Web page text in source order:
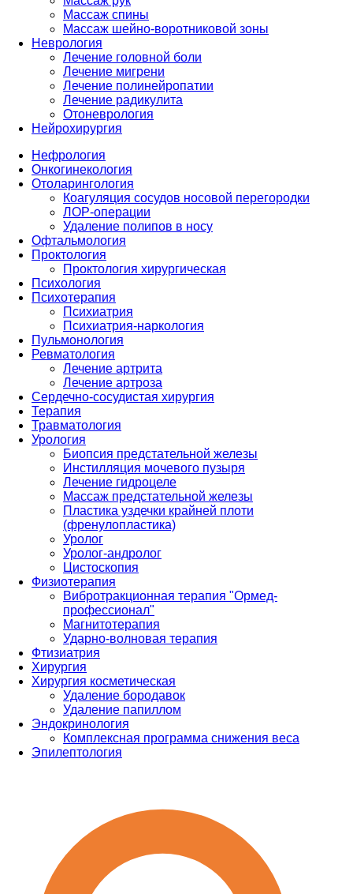
Массаж спины
Массаж шейно-воротниковой зоны
Неврология
Лечение головной боли
Лечение мигрени
Лечение полинейропатии
Лечение радикулита
Отоневрология
Нейрохирургия
Нефрология
Онкогинекология
Отоларингология
Коагуляция сосудов носовой перегородки
ЛОР-операции
Удаление полипов в носу
Офтальмология
Проктология
Проктология хирургическая
Психология
Психотерапия
Психиатрия
Психиатрия-наркология
Пульмонология
Ревматология
Лечение артрита
Лечение артроза
Сердечно-сосудистая хирургия
Терапия
Травматология
Урология
Биопсия предстательной железы
Инстилляция мочевого пузыря
Лечение гидроцеле
Массаж предстательной железы
Пластика уздечки крайней плоти
(френулопластика)
Уролог
Уролог-андролог
Цистоскопия
Физиотерапия
Вибротракционная терапия "Ормед-
профессионал"
Магнитотерапия
Ударно-волновая терапия
Фтизиатрия
Хирургия
Хирургия косметическая
Удаление бородавок
Удаление папиллом
Эндокринология
Комплексная программа снижения веса
Эпилептология